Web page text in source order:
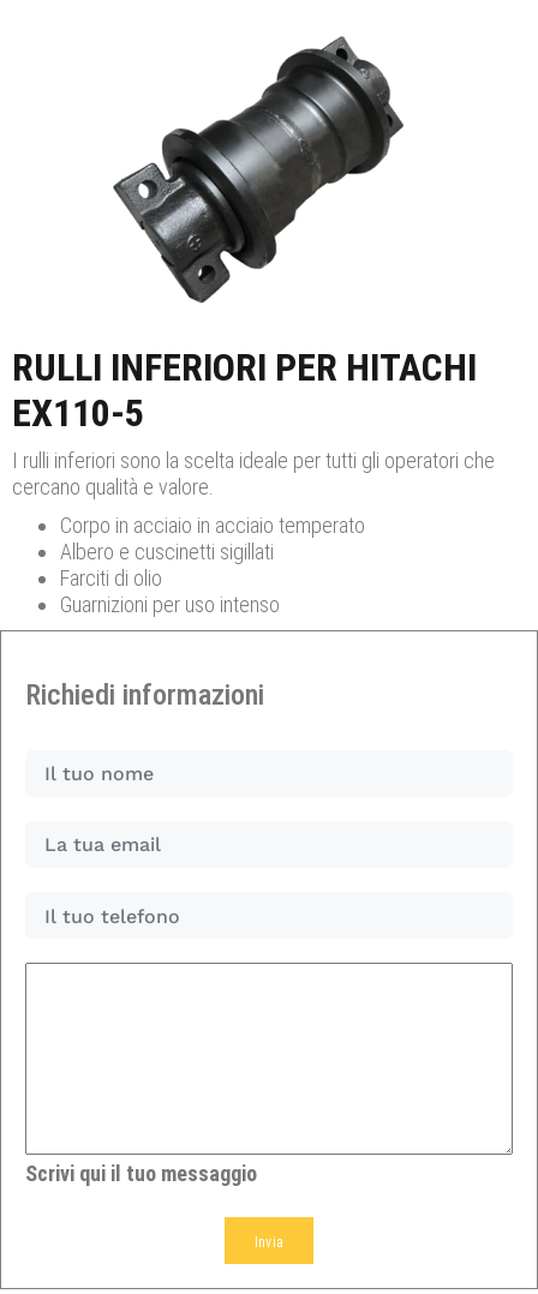
RULLI INFERIORI PER HITACHI
EX110-5
I rulli inferiori sono la scelta ideale per tutti gli operatori che
cercano qualità e valore.
Corpo in acciaio in acciaio temperato
Albero e cuscinetti sigillati
Farciti di olio
Guarnizioni per uso intenso
Richiedi informazioni
Scrivi qui il tuo messaggio
Invia